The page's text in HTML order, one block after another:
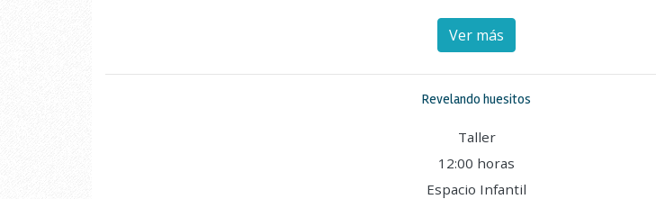
Ver más
Revelando huesitos
Taller
12:00 horas
Espacio Infantil